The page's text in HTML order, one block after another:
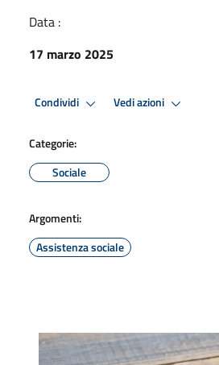
Data :
17 marzo 2025
Condividi Vedi azioni
Categorie:
Sociale
Argomenti:
Assistenza sociale